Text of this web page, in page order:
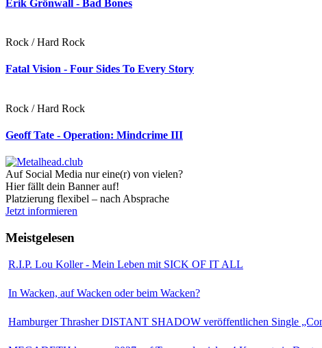
Erik Grönwall - Bad Bones
Rock / Hard Rock
Fatal Vision - Four Sides To Every Story
Rock / Hard Rock
Geoff Tate - Operation: Mindcrime III
Auf Social Media nur eine(r) von vielen?
Hier fällt dein Banner auf!
Platzierung flexibel – nach Absprache
Jetzt informieren
Meistgelesen
R.I.P. Lou Koller - Mein Leben mit SICK OF IT ALL
In Wacken, auf Wacken oder beim Wacken?
Hamburger Thrasher DISTANT SHADOW veröffentlichen Single